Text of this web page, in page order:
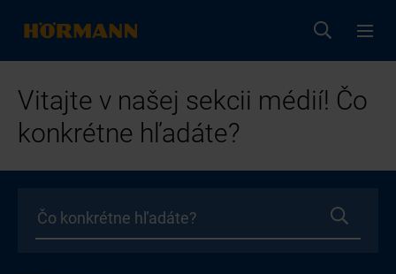
Vitajte v našej sekcii médií! Čo
konkrétne hľadáte?